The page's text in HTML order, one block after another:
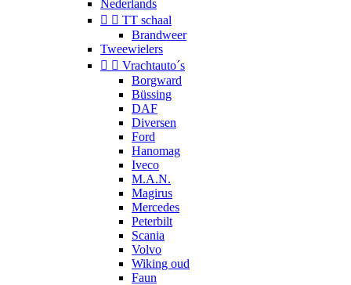
Nederlands
  TT schaal
Brandweer
Tweewielers
  Vrachtauto´s
Borgward
Büssing
DAF
Diversen
Ford
Hanomag
Iveco
M.A.N.
Magirus
Mercedes
Peterbilt
Scania
Volvo
Wiking oud
Faun